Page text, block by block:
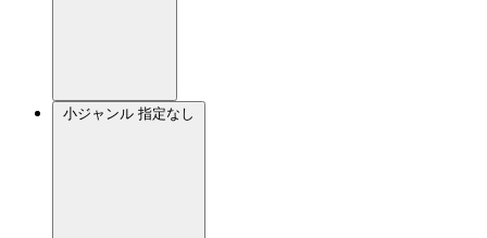
小ジャンル 指定なし